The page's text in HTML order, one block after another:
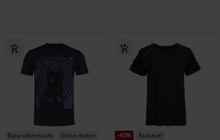
Bijna uitverkocht Grote maten -40%
Exclusief